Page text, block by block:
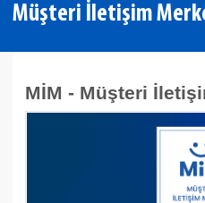
Müşteri İletişim
MİM - Müşteri